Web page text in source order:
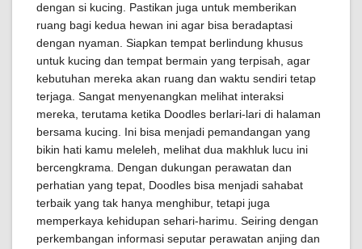
dengan si kucing. Pastikan juga untuk memberikan
ruang bagi kedua hewan ini agar bisa beradaptasi
dengan nyaman. Siapkan tempat berlindung khusus
untuk kucing dan tempat bermain yang terpisah, agar
kebutuhan mereka akan ruang dan waktu sendiri tetap
terjaga. Sangat menyenangkan melihat interaksi
mereka, terutama ketika Doodles berlari-lari di halaman
bersama kucing. Ini bisa menjadi pemandangan yang
bikin hati kamu meleleh, melihat dua makhluk lucu ini
bercengkrama. Dengan dukungan perawatan dan
perhatian yang tepat, Doodles bisa menjadi sahabat
terbaik yang tak hanya menghibur, tetapi juga
memperkaya kehidupan sehari-harimu. Seiring dengan
perkembangan informasi seputar perawatan anjing dan